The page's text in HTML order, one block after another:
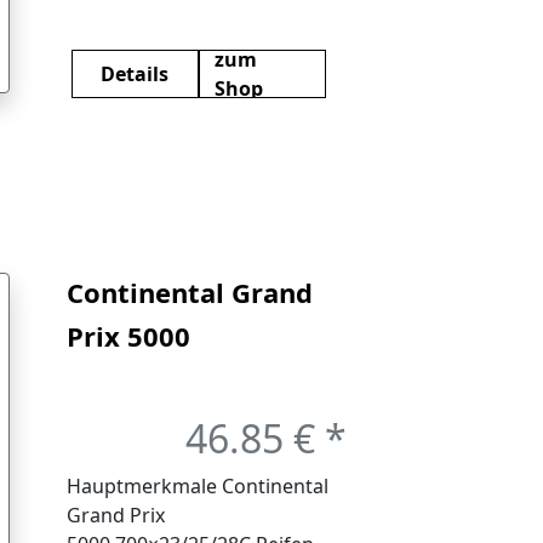
Komfort und die
Pannensicherheit (+20 %),
Details
zum
Shop
Continental Grand
Prix 5000
Schwarz Creme
700×28
46.85 € *
Hauptmerkmale Continental
Grand Prix